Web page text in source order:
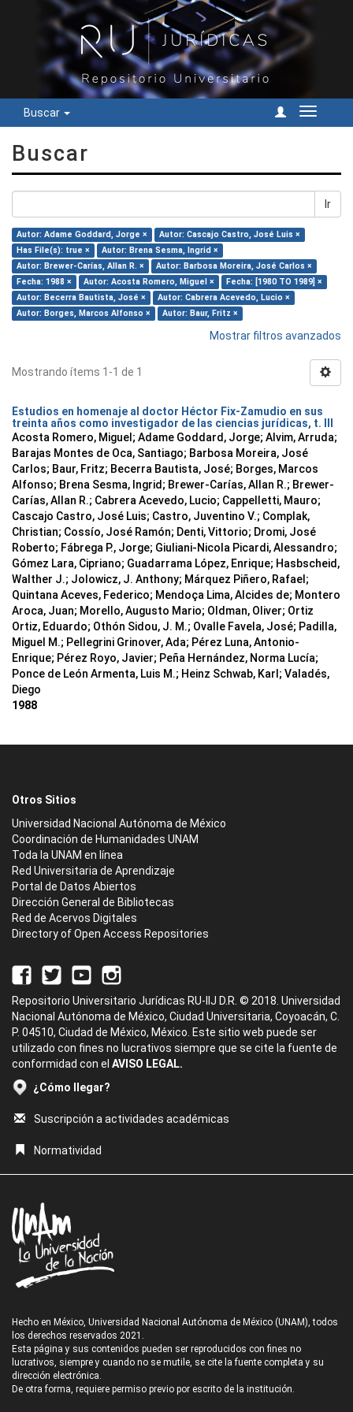
Buscar
Cambiar
Buscar
Ir
Autor: Adame Goddard, Jorge ×
Autor: Cascajo Castro, José Luis ×
Has File(s): true ×
Autor: Brena Sesma, Ingrid ×
Autor: Brewer-Carías, Allan R. ×
Autor: Barbosa Moreira, José Carlos ×
Fecha: 1988 ×
Autor: Acosta Romero, Miguel ×
Fecha: [1980 TO 1989] ×
Autor: Becerra Bautista, José ×
Autor: Cabrera Acevedo, Lucio ×
Autor: Borges, Marcos Alfonso ×
Autor: Baur, Fritz ×
Mostrar filtros avanzados
Mostrando ítems 1-1 de 1
Estudios en homenaje al doctor Héctor Fix-Zamudio en sus
treinta años como investigador de las ciencias jurídicas, t. III
Acosta Romero, Miguel; Adame Goddard, Jorge; Alvim, Arruda;
Barajas Montes de Oca, Santiago; Barbosa Moreira, José
Carlos; Baur, Fritz; Becerra Bautista, José; Borges, Marcos
Alfonso; Brena Sesma, Ingrid; Brewer-Carías, Allan R.; Brewer-
Carías, Allan R.; Cabrera Acevedo, Lucio; Cappelletti, Mauro;
Cascajo Castro, José Luis; Castro, Juventino V.; Complak,
Christian; Cossío, José Ramón; Denti, Vittorio; Dromi, José
Roberto; Fábrega P., Jorge; Giuliani-Nicola Picardi, Alessandro;
Gómez Lara, Cipriano; Guadarrama López, Enrique; Hasbscheid,
Walther J.; Jolowicz, J. Anthony; Márquez Piñero, Rafael;
Quintana Aceves, Federico; Mendoça Lima, Alcides de; Montero
Aroca, Juan; Morello, Augusto Mario; Oldman, Oliver; Ortiz
Ortiz, Eduardo; Othón Sidou, J. M.; Ovalle Favela, José; Padilla,
Miguel M.; Pellegrini Grinover, Ada; Pérez Luna, Antonio-
Enrique; Pérez Royo, Javier; Peña Hernández, Norma Lucía;
Ponce de León Armenta, Luis M.; Heinz Schwab, Karl; Valadés,
Diego
1988
Otros Sitios
Universidad Nacional Autónoma de México
Coordinación de Humanidades UNAM
Toda la UNAM en línea
Red Universitaria de Aprendizaje
Portal de Datos Abiertos
Dirección General de Bibliotecas
Red de Acervos Digitales
Directory of Open Access Repositories
Repositorio Universitario Jurídicas RU-IIJ D.R. © 2018. Universidad
Nacional Autónoma de México, Ciudad Universitaria, Coyoacán, C.
P. 04510, Ciudad de México, México. Este sitio web puede ser
utilizado con fines no lucrativos siempre que se cite la fuente de
conformidad con el AVISO LEGAL.
¿Cómo llegar?
Suscripción a actividades académicas
Normatividad
Hecho en México, Universidad Nacional Autónoma de México (UNAM), todos
los derechos reservados 2021.
Esta página y sus contenidos pueden ser reproducidos con fines no
lucrativos, siempre y cuando no se mutile, se cite la fuente completa y su
dirección electrónica.
De otra forma, requiere permiso previo por escrito de la institución.